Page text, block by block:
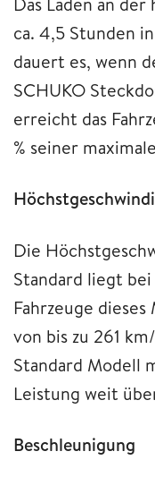
ca. 4,5 Stunden
dauert es, wenn
SCHUKO
erreicht das
% seiner
Die
Standard liegt
Fahrzeuge
von bis zu 261
Standard Modell
Leistung weit
Beschleunigung